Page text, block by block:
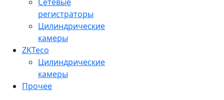
регистраторы
Цилиндрические
камеры
ZKTeco
Цилиндрические
камеры
Прочее